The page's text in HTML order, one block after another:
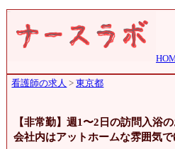
看護師の求人 >東京都
【非常勤】週1〜2日の訪問入浴
会社内はアットホームな雰囲気